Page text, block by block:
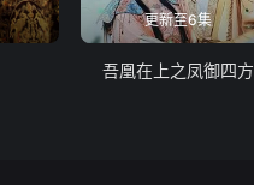
更新至6集
吾凰在上之凤御四方